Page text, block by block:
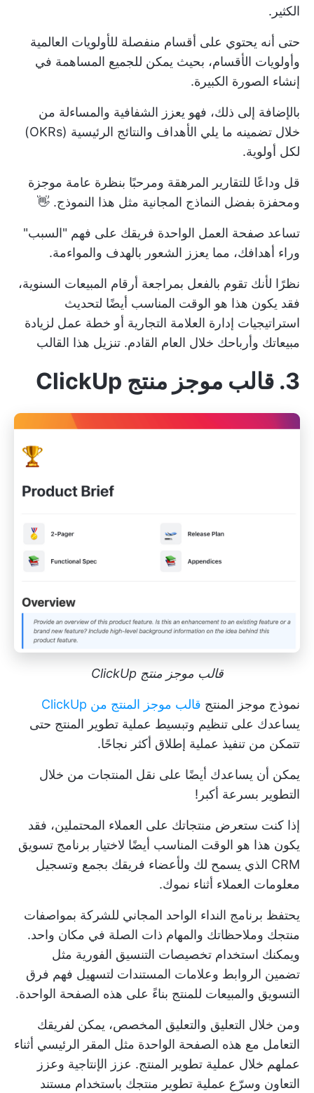
الكثير.
حتى أنه يحتوي على أقسام منفصلة للأولويات العالمية
وأولويات الأقسام، بحيث يمكن للجميع المساهمة في
إنشاء الصورة الكبيرة.
بالإضافة إلى ذلك، فهو يعزز الشفافية والمساءلة من
خلال تضمينه ما يلي الأهداف والنتائج الرئيسية (OKRs)
لكل أولوية.
قل وداعًا للتقارير المرهقة ومرحبًا بنظرة عامة موجزة
ومحفزة بفضل النماذج المجانية مثل هذا النموذج. 👋
تساعد صفحة العمل الواحدة فريقك على فهم "السبب"
وراء أهدافك، مما يعزز الشعور بالهدف والمواءمة.
نظرًا لأنك تقوم بالفعل بمراجعة أرقام المبيعات السنوية،
فقد يكون هذا هو الوقت المناسب أيضًا لتحديث
استراتيجيات إدارة العلامة التجارية أو خطة عمل لزيادة
مبيعاتك وأرباحك خلال العام القادم. تنزيل هذا القالب
3. قالب موجز منتج ClickUp
قالب موجز منتج ClickUp
نموذج موجز المنتج قالب موجز المنتج من ClickUp
يساعدك على تنظيم وتبسيط عملية تطوير المنتج حتى
تتمكن من تنفيذ عملية إطلاق أكثر نجاحًا.
يمكن أن يساعدك أيضًا على نقل المنتجات من خلال
التطوير بسرعة أكبر!
إذا كنت ستعرض منتجاتك على العملاء المحتملين، فقد
يكون هذا هو الوقت المناسب أيضًا لاختيار برنامج تسويق
CRM الذي يسمح لك ولأعضاء فريقك بجمع وتسجيل
معلومات العملاء أثناء نموك.
يحتفظ برنامج النداء الواحد المجاني للشركة بمواصفات
منتجك وملاحظاتك والمهام ذات الصلة في مكان واحد.
ويمكنك استخدام تخصيصات التنسيق الفورية مثل
تضمين الروابط وعلامات المستندات لتسهيل فهم فرق
التسويق والمبيعات للمنتج بناءً على هذه الصفحة الواحدة.
ومن خلال التعليق والتعليق المخصص، يمكن لفريقك
التعامل مع هذه الصفحة الواحدة مثل المقر الرئيسي أثناء
عملهم خلال عملية تطوير المنتج. عزز الإنتاجية وعزز
التعاون وسرّع عملية تطوير منتجك باستخدام مستند